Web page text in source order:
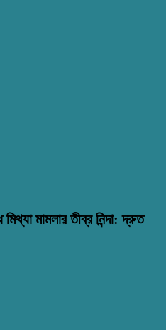
মামলার তীব্র নিন্দা: দ্রুত